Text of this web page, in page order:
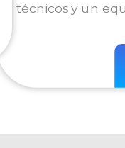
técnicos y un